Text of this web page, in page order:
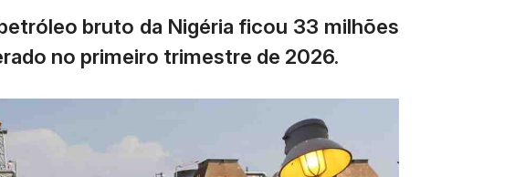
bruto da Nigéria ficou 33 milhões
no primeiro trimestre de 2026.